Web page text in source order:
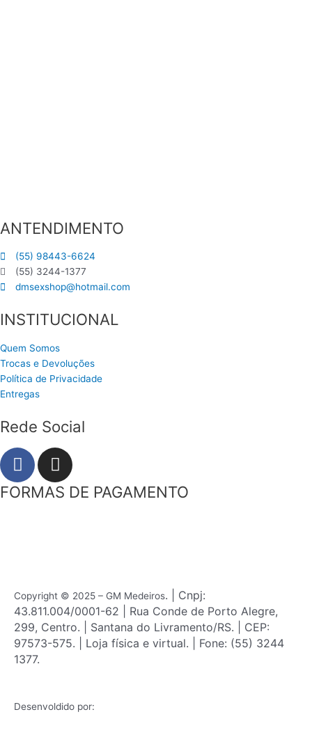
ANTENDIMENTO
(55) 98443-6624
(55) 3244-1377
dmsexshop@hotmail.com
INSTITUCIONAL
Quem Somos
Trocas e Devoluções
Política de Privacidade
Entregas
Rede Social
F
a
c
I
n
s
m
FORMAS DE PAGAMENTO
Copyright © 2025 – GM Medeiros. | Cnpj:
43.811.004/0001-62 | Rua Conde de Porto Alegre,
299, Centro. | Santana do Livramento/RS. | CEP:
97573-575. | Loja física e virtual. | Fone: (55) 3244
1377.
Desenvoldido por: